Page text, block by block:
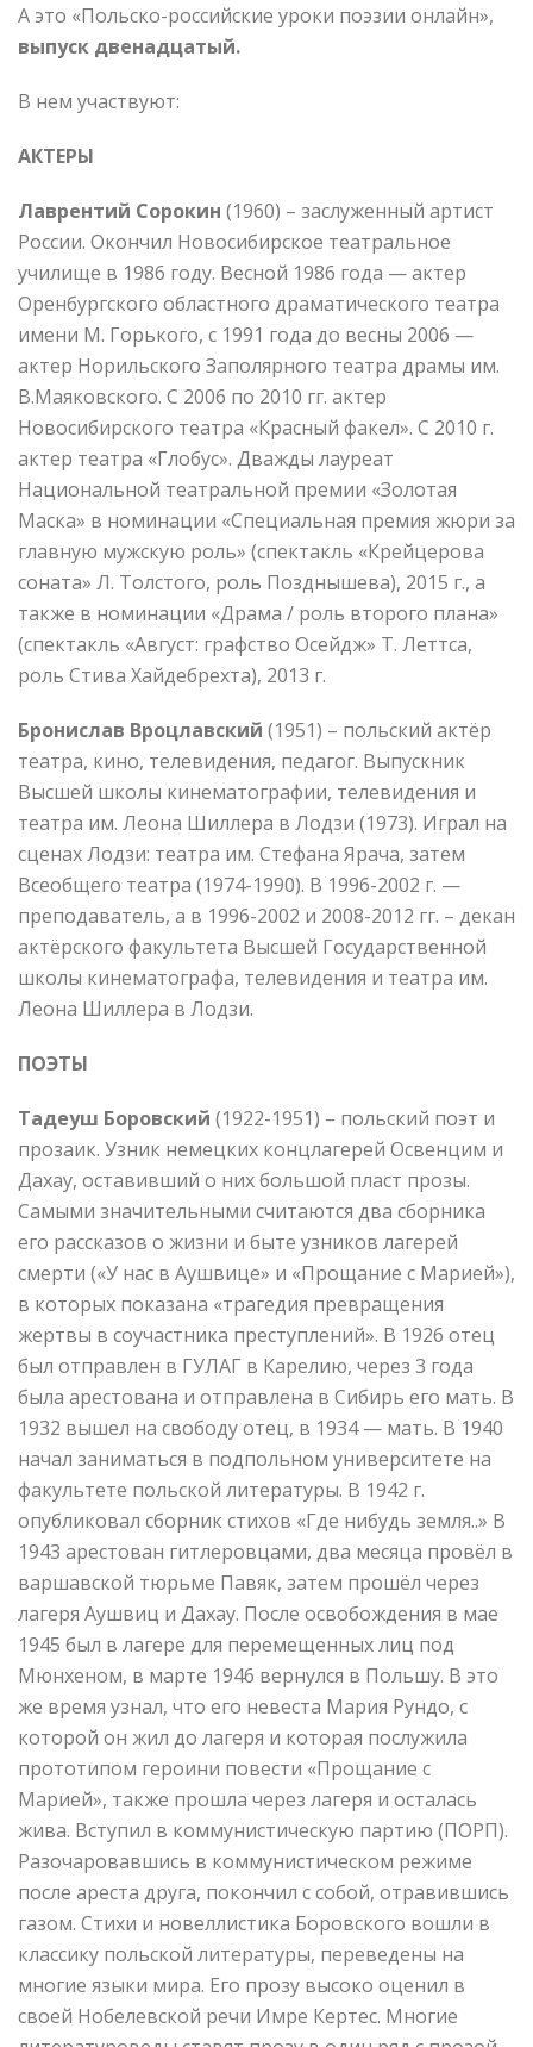
А это «Польско-российские уроки поэзии онлайн»,
выпуск двенадцатый.
В нем участвуют:
АКТЕРЫ
Лаврентий Сорокин (1960) – заслуженный артист
России. Окончил Новосибирское театральное
училище в 1986 году. Весной 1986 года — актер
Оренбургского областного драматического театра
имени М. Горького, с 1991 года до весны 2006 —
актер Норильского Заполярного театра драмы им.
В.Маяковского. С 2006 по 2010 гг. актер
Новосибирского театра «Красный факел». С 2010 г.
актер театра «Глобус». Дважды лауреат
Национальной театральной премии «Золотая
Маска» в номинации «Специальная премия жюри за
главную мужскую роль» (спектакль «Крейцерова
соната» Л. Толстого, роль Позднышева), 2015 г., а
также в номинации «Драма / роль второго плана»
(спектакль «Август: графство Осейдж» Т. Леттса,
роль Стива Хайдебрехта), 2013 г.
Бронислав Вроцлавский (1951) – польский актёр
театра, кино, телевидения, педагог. Выпускник
Высшей школы кинематографии, телевидения и
театра им. Леона Шиллера в Лодзи (1973). Играл на
сценах Лодзи: театра им. Стефана Ярача, затем
Всеобщего театра (1974-1990). В 1996-2002 г. —
преподаватель, а в 1996-2002 и 2008-2012 гг. – декан
актёрского факультета Высшей Государственной
школы кинематографа, телевидения и театра им.
Леона Шиллера в Лодзи.
ПОЭТЫ
Тадеуш Боровский (1922-1951) – польский поэт и
прозаик. Узник немецких концлагерей Освенцим и
Дахау, оставивший о них большой пласт прозы.
Самыми значительными считаются два сборника
его рассказов о жизни и быте узников лагерей
смерти («У нас в Аушвице» и «Прощание с Марией»),
в которых показана «трагедия превращения
жертвы в соучастника преступлений». В 1926 отец
был отправлен в ГУЛАГ в Карелию, через 3 года
была арестована и отправлена в Сибирь его мать. В
1932 вышел на свободу отец, в 1934 — мать. В 1940
начал заниматься в подпольном университете на
факультете польской литературы. В 1942 г.
опубликовал сборник стихов «Где нибудь земля..» В
1943 арестован гитлеровцами, два месяца провёл в
варшавской тюрьме Павяк, затем прошёл через
лагеря Аушвиц и Дахау. После освобождения в мае
1945 был в лагере для перемещенных лиц под
Мюнхеном, в марте 1946 вернулся в Польшу. В это
же время узнал, что его невеста Мария Рундо, с
которой он жил до лагеря и которая послужила
прототипом героини повести «Прощание с
Марией», также прошла через лагеря и осталась
жива. Вступил в коммунистическую партию (ПОРП).
Разочаровавшись в коммунистическом режиме
после ареста друга, покончил с собой, отравившись
газом. Стихи и новеллистика Боровского вошли в
классику польской литературы, переведены на
многие языки мира. Его прозу высоко оценил в
своей Нобелевской речи Имре Кертес. Многие